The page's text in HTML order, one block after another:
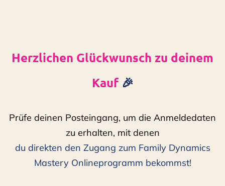
Herzlichen Glückwunsch zu deinem
Kauf🎉
Prüfe deinen Posteingang, um die Anmeldedaten
zu erhalten, mit denen
du direkten den Zugang zum Family Dynamics
Mastery Onlineprogramm bekommst!